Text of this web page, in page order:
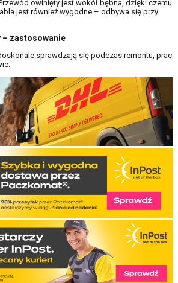
owinięty jest wokół bębna, dzięki czemu
jest również wygodne – odbywa się przy
– zastosowanie
sprawdzają się podczas remontu, prac